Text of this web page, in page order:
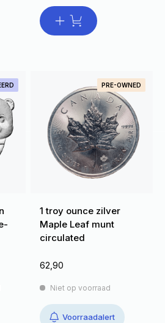
PRE-OWNED
1 troy ounce zilver
Maple Leaf munt
circulated
62,90
Niet op voorraad
Voorraadalert